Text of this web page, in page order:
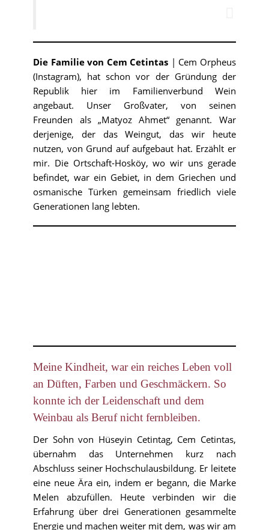
Die Familie von Cem Cetintas | Cem Orpheus
(Instagram), hat schon vor der Gründung der
Republik hier im Familienverbund Wein
angebaut. Unser Großvater, von seinen
Freunden als „Matyoz Ahmet“ genannt. War
derjenige, der das Weingut, das wir heute
nutzen, von Grund auf aufgebaut hat. Erzählt er
mir. Die Ortschaft-Hosköy, wo wir uns gerade
befindet, war ein Gebiet, in dem Griechen und
osmanische Türken gemeinsam friedlich viele
Generationen lang lebten.
Meine Kindheit, war ein reiches Leben voll
an Düften, Farben und Geschmäckern. So
konnte ich der Leidenschaft und dem
Weinbau als Beruf nicht fernbleiben.
Der Sohn von Hüseyin Cetintag, Cem Cetintas,
übernahm das Unternehmen kurz nach
Abschluss seiner Hochschulausbildung. Er leitete
eine neue Ära ein, indem er begann, die Marke
Melen abzufüllen. Heute verbinden wir die
Erfahrung über drei Generationen gesammelte
Energie und machen weiter mit dem, was wir am